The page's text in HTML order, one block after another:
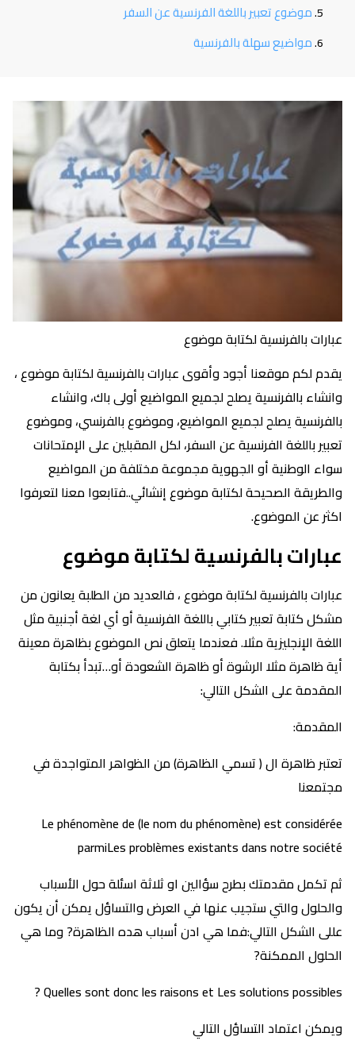
موضوع تعبير باللغة الفرنسية عن السفر
مواضيع سهلة بالفرنسية
عبارات بالفرنسية لكتابة موضوع
يقدم لكم موقعنا أجود وأقوى عبارات بالفرنسية لكتابة موضوع ،
وانشاء بالفرنسية يصلح لجميع المواضيع أولى باك، وانشاء
بالفرنسية يصلح لجميع المواضيع، وموضوع بالفرنسي، وموضوع
تعبير باللغة الفرنسية عن السفر، لكل المقبلين على الإمتحانات
سواء الوطنية أو الجهوية مجموعة مختلفة من المواضيع
والطريقة الصحيحة لكتابة موضوع إنشائي..فتابعوا معنا لتعرفوا
اكثر عن الموضوع.
عبارات بالفرنسية لكتابة موضوع
عبارات بالفرنسية لكتابة موضوع ، فالعديد من الطلبة يعانون من
مشكل كتابة تعبير كتابي باللغة الفرنسية أو أي لغة أجنبية مثل
اللغة الإنجليزية مثلا. فعندما يتعلق نص الموضوع بظاهرة معينة
أية ظاهرة مثلا الرشوة أو ظاهرة الشعودة أو…تبدأ بكتابة
المقدمة على الشكل التالي:
المقدمة:
تعتبر ظاهرة ال ( تسمي الظاهرة) من الظواهر المتواجدة في
مجتمعنا
Le phénomène de (le nom du phénomène) est considérée
parmiLes problèmes existants dans notre société
ثم تكمل مقدمتك بطرح سؤالين او ثلاثة اسئلة حول الأسباب
والحلول والتي ستجيب عنها في العرض والتساؤل يمكن أن يكون
عللى الشكل التالي:فما هي ادن أسباب هده الظاهرة? وما هي
الحلول الممكنة?
Quelles sont donc les raisons et Les solutions possibles ?
ويمكن اعتماد التساؤل التالي